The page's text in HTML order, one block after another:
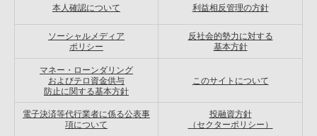
本人確認について 利益相反管理の方針
ソーシャルメディア
ポリシー
反社会的勢力に対する
基本方針
マネー・ローンダリング
およびテロ資金供与
防止に関する基本方針
このサイトについて
電子決済等代行業者に係る公表事
項について
投融資方針
（セクターポリシー）